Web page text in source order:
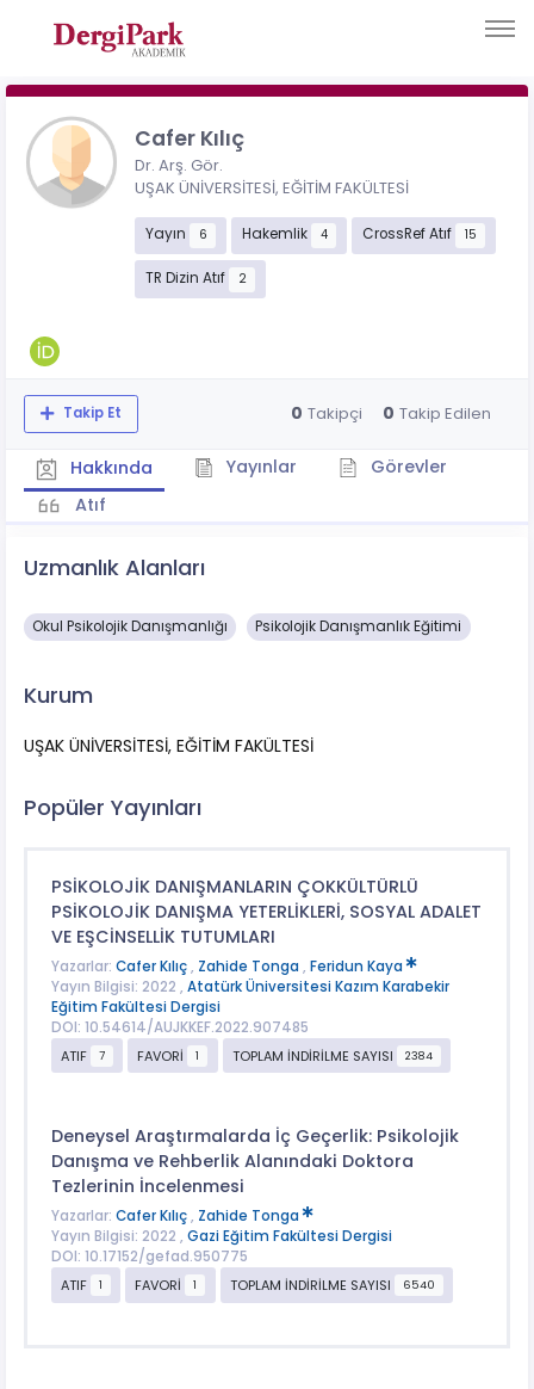
Cafer Kılıç
Dr. Arş. Gör.
UŞAK ÜNİVERSİTESİ, EĞİTİM FAKÜLTESİ
Yayın 6 Hakemlik 4 CrossRef Atıf 15
TR Dizin Atıf 2
Takip Et 0 Takipçi 0 Takip Edilen
Hakkında Yayınlar
Görevler
Atıf
Uzmanlık Alanları
Okul Psikolojik Danışmanlığı Psikolojik Danışmanlık Eğitimi
Kurum
UŞAK ÜNİVERSİTESİ, EĞİTİM FAKÜLTESİ
Popüler Yayınları
PSİKOLOJİK DANIŞMANLARIN ÇOKKÜLTÜRLÜ
PSİKOLOJİK DANIŞMA YETERLİKLERİ, SOSYAL ADALET
VE EŞCİNSELLİK TUTUMLARI
Yazarlar: Cafer Kılıç, Zahide Tonga , Feridun Kaya
Yayın Bilgisi: 2022 , Atatürk Üniversitesi Kazım Karabekir
Eğitim Fakültesi Dergisi
DOI: 10.54614/AUJKKEF.2022.907485
ATIF
7 FAVORİ 1 TOPLAM İNDİRİLME SAYISI 2384
Deneysel Araştırmalarda İç Geçerlik: Psikolojik
Danışma ve Rehberlik Alanındaki Doktora
Tezlerinin İncelenmesi
Yazarlar: Cafer Kılıç, Zahide Tonga
Yayın Bilgisi: 2022 , Gazi Eğitim Fakültesi Dergisi
DOI: 10.17152/gefad.950775
ATIF
1 FAVORİ 1 TOPLAM İNDİRİLME SAYISI 6540